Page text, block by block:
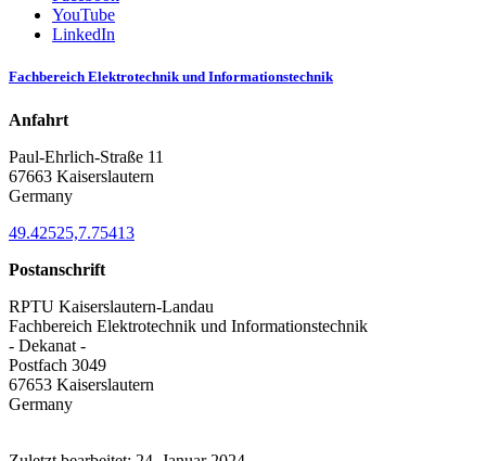
YouTube
LinkedIn
Fachbereich Elektrotechnik und Informationstechnik
Anfahrt
Paul-Ehrlich-Straße 11
67663 Kaiserslautern
Germany
49.42525,7.75413
Postanschrift
RPTU Kaiserslautern-Landau
Fachbereich Elektrotechnik und Informationstechnik
- Dekanat -
Postfach 3049
67653 Kaiserslautern
Germany